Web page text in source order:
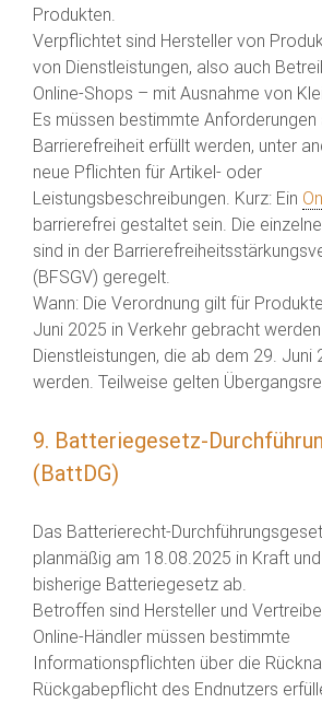
Produkten.
Verpflichtet sind Hersteller von
von Dienstleistungen, also auch
Online-Shops – mit Ausnahme von
Es müssen bestimmte Anforderungen
Barrierefreiheit erfüllt werden, unter
neue Pflichten für Artikel- oder
Leistungsbeschreibungen. Kurz: Ein
barrierefrei gestaltet sein. Die
sind in der
(BFSGV) geregelt.
Wann: Die Verordnung gilt für
Juni 2025 in Verkehr gebracht
Dienstleistungen, die ab dem 29. Juni
werden. Teilweise gelten
9. Batteriegesetz-
(BattDG)
Das Batterierecht-
planmäßig am 18.08.2025 in Kraft
bisherige Batteriegesetz ab.
Betroffen sind Hersteller und
Online-Händler müssen bestimmte
Informationspflichten über die
Rückgabepflicht des Endnutzers